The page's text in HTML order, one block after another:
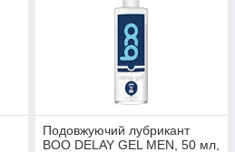
Подовжуючий лубрикант
BOO DELAY GEL MEN, 50 мл,